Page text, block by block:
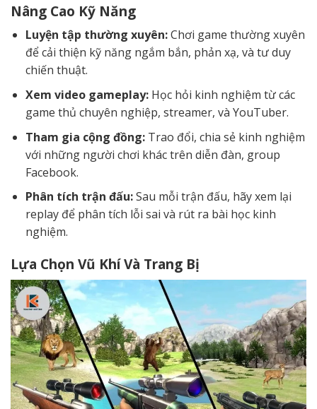
Nâng Cao Kỹ Năng
Luyện tập thường xuyên:Chơi game thường xuyên
để cải thiện kỹ năng ngắm bắn, phản xạ, và tư duy
chiến thuật.
Xem video gameplay:Học hỏi kinh nghiệm từ các
game thủ chuyên nghiệp, streamer, và YouTuber.
Tham gia cộng đồng:Trao đổi, chia sẻ kinh nghiệm
với những người chơi khác trên diễn đàn, group
Facebook.
Phân tích trận đấu:Sau mỗi trận đấu, hãy xem lại
replay để phân tích lỗi sai và rút ra bài học kinh
nghiệm.
Lựa Chọn Vũ Khí Và Trang Bị